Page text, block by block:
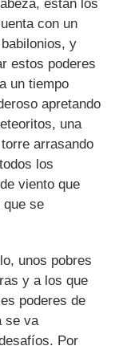
están los
con un
y
estos poderes
un tiempo
apretando
una
arrasando
los
viento que
que se
unos pobres
y a los que
poderes de
se va
Por